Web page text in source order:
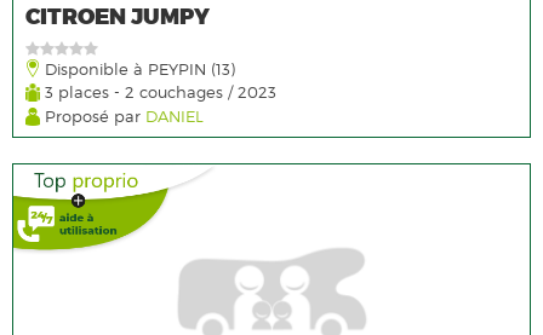
CITROEN JUMPY
Disponible à PEYPIN (13)
3 places - 2 couchages / 2023
Proposé par DANIEL